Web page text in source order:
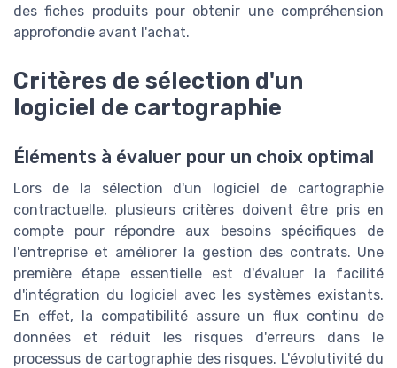
des fiches produits pour obtenir une compréhension
approfondie avant l'achat.
Critères de sélection d'un
logiciel de cartographie
Éléments à évaluer pour un choix optimal
Lors de la sélection d'un logiciel de cartographie
contractuelle, plusieurs critères doivent être pris en
compte pour répondre aux besoins spécifiques de
l'entreprise et améliorer la gestion des contrats. Une
première étape essentielle est d'évaluer la facilité
d'intégration du logiciel avec les systèmes existants.
En effet, la compatibilité assure un flux continu de
données et réduit les risques d'erreurs dans le
processus de cartographie des risques. L'évolutivité du